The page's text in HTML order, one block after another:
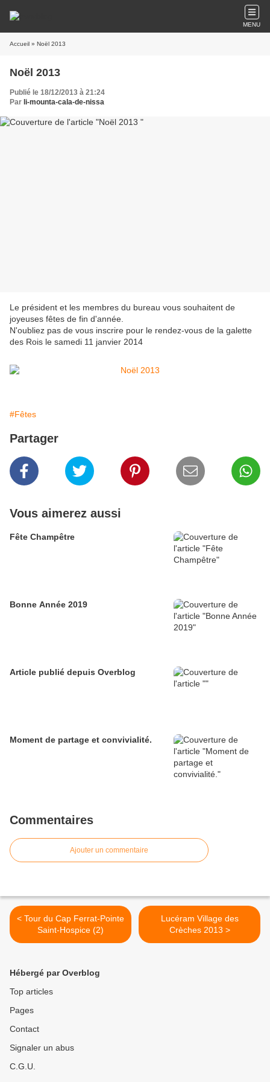
MENU
Accueil » Noël 2013
Noël 2013
Publié le 18/12/2013 à 21:24
Par li-mounta-cala-de-nissa
Le président et les membres du bureau vous souhaitent de
joyeuses fêtes de fin d'année.
N'oubliez pas de vous inscrire pour le rendez-vous de la galette
des Rois le samedi 11 janvier 2014
#Fêtes
Partager
Vous aimerez aussi
Fête Champêtre
Bonne Année 2019
Article publié depuis Overblog
Moment de partage et convivialité.
Commentaires
Ajouter un commentaire
< Tour du Cap Ferrat-Pointe
Saint-Hospice (2)
Lucéram Village des
Crèches 2013 >
Hébergé par Overblog
Top articles
Pages
Contact
Signaler un abus
C.G.U.